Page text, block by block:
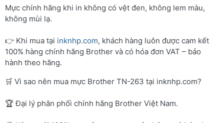
Mực chính hãng khi in không có vệt đen, không lem màu,
không mùi lạ.
👉 Khi mua tại inknhp.com, khách hàng luôn được cam kết
100% hàng chính hãng Brother và có hóa đơn VAT – bảo
hành theo hãng.
🛒 Vì sao nên mua mực Brother TN-263 tại inknhp.com?
🏆 Đại lý phân phối chính hãng Brother Việt Nam.